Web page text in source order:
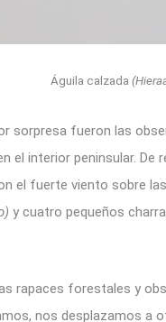
Águila calzada
sorpresa fueron las
el interior peninsular.
el fuerte viento sobre
y cuatro pequeños
rapaces forestales y
nos desplazamos a